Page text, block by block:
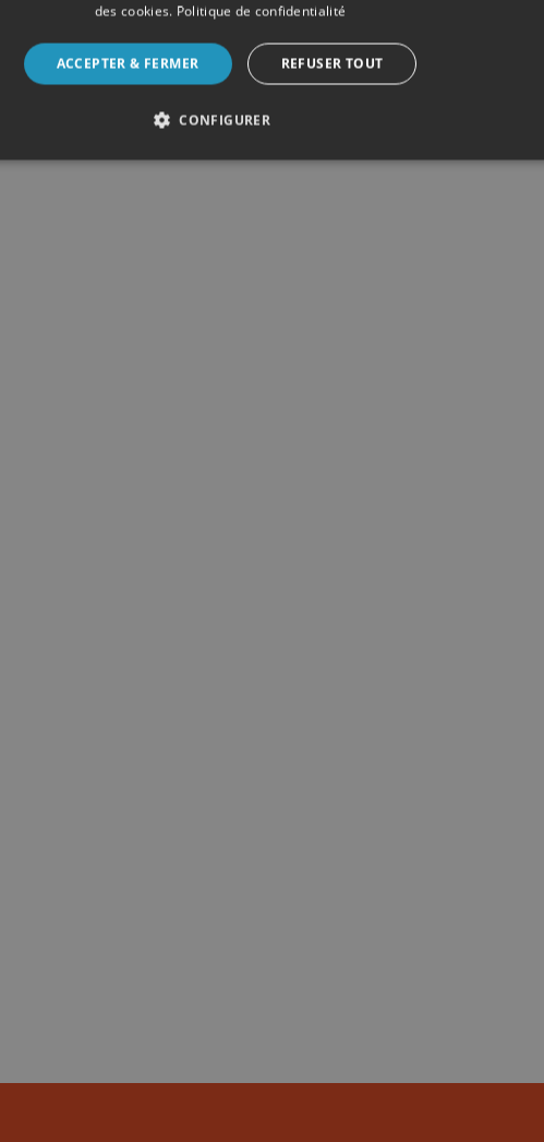
des cookies. Politique de confidentialité
ACCEPTER & FERMER REFUSER TOUT
CONFIGURER